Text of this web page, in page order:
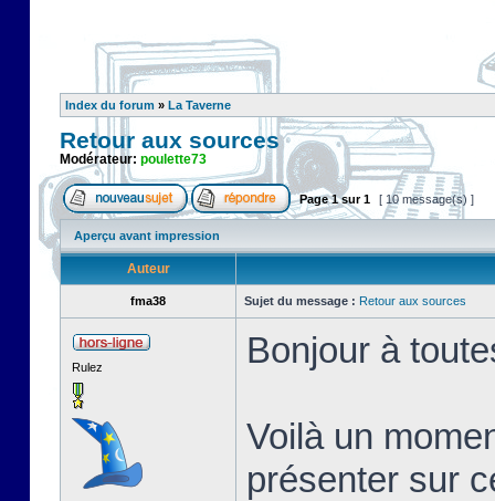
Index du forum » La Taverne
Retour aux sources
Modérateur: poulette73
Page1sur1 [ 10 message(s) ]
Aperçu avant impression
Auteur
fma38 Sujet du message : Retour aux sources
Rulez Bonjour à
Voilà un
présenter sur